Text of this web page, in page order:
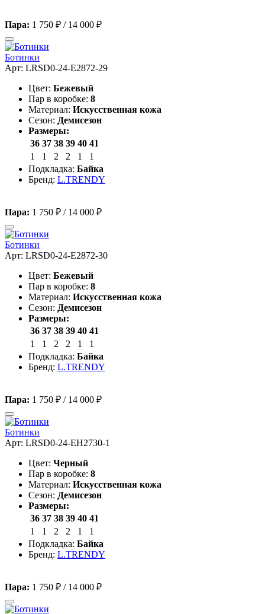
Пара: 1 750 ₽ / 14 000 ₽
Ботинки
Арт: LRSD0-24-E2872-29
Цвет: Бежевый
Пар в коробке: 8
Материал: Искусственная кожа
Сезон: Демисезон
Размеры:
36 37 38 39 40 41
1
1 2 2 1
1
Подкладка: Байка
Бренд: L.TRENDY
Пара: 1 750 ₽ / 14 000 ₽
Ботинки
Арт: LRSD0-24-E2872-30
Цвет: Бежевый
Пар в коробке: 8
Материал: Искусственная кожа
Сезон: Демисезон
Размеры:
36 37 38 39 40 41
1
1 2 2 1
1
Подкладка: Байка
Бренд: L.TRENDY
Пара: 1 750 ₽ / 14 000 ₽
Ботинки
Арт: LRSD0-24-EH2730-1
Цвет: Черный
Пар в коробке: 8
Материал: Искусственная кожа
Сезон: Демисезон
Размеры:
36 37 38 39 40 41
1
1 2 2 1
1
Подкладка: Байка
Бренд: L.TRENDY
Пара: 1 750 ₽ / 14 000 ₽